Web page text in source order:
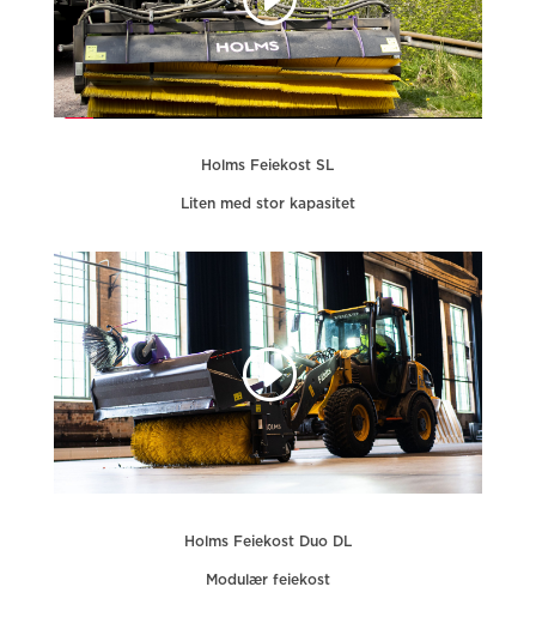
Holms Feiekost SL
Liten med stor kapasitet
Holms Feiekost Duo DL
Modulær feiekost